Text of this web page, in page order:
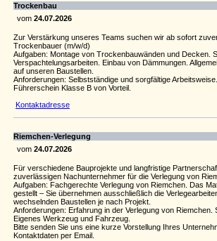
Trockenbau
vom 24.07.2026
Zur Verstärkung unseres Teams suchen wir ab sofort
Trockenbauer (m/w/d)
Aufgaben: Montage von Trockenbauwänden und Decken.
Verspachtelungsarbeiten. Einbau von Dämmungen.
auf unseren Baustellen.
Anforderungen: Selbstständige und sorgfältige
Führerschein Klasse B von Vorteil.
Kontaktadresse
Riemchen-Verlegung
vom 24.07.2026
Für verschiedene Bauprojekte und langfristige
zuverlässigen Nachunternehmer für die Verlegung von
Aufgaben: Fachgerechte Verlegung von Riemchen. Das
gestellt – Sie übernehmen ausschließlich die
wechselnden Baustellen je nach Projekt.
Anforderungen: Erfahrung in der Verlegung von Riemchen.
Eigenes Werkzeug und Fahrzeug.
Bitte senden Sie uns eine kurze Vorstellung Ihres
Kontaktdaten per Email.